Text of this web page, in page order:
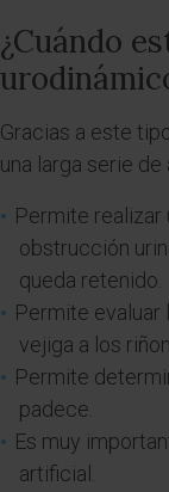
¿Cuándo
Gracias a este
una larga serie
Permite realizar
obstrucción
queda retenido.
Permite evaluar
vejiga a los
Permite
padece.
Es muy
artificial.